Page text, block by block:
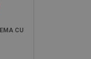
CU